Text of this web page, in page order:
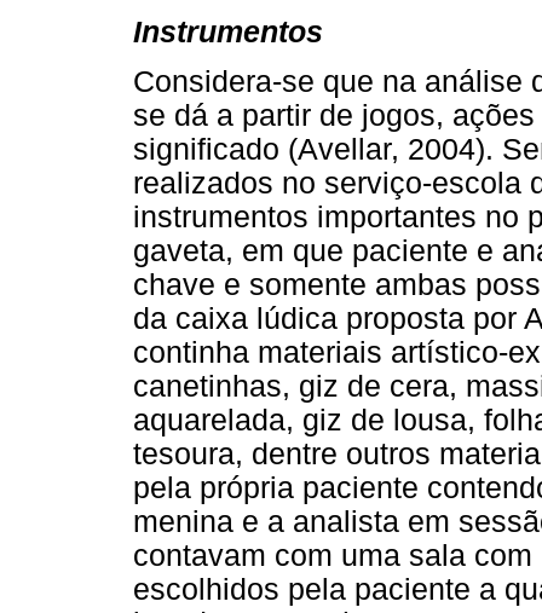
Instrumentos
Considera-se que na análise
se dá a partir de jogos,
significado (Avellar, 2004).
realizados no serviço-escola
instrumentos importantes no
gaveta, em que paciente e
chave e somente ambas
da caixa lúdica proposta por
continha materiais artístico-
canetinhas, giz de cera,
aquarelada, giz de lousa,
tesoura, dentre outros
pela própria paciente
menina e a analista em
contavam com uma sala
escolhidos pela paciente a